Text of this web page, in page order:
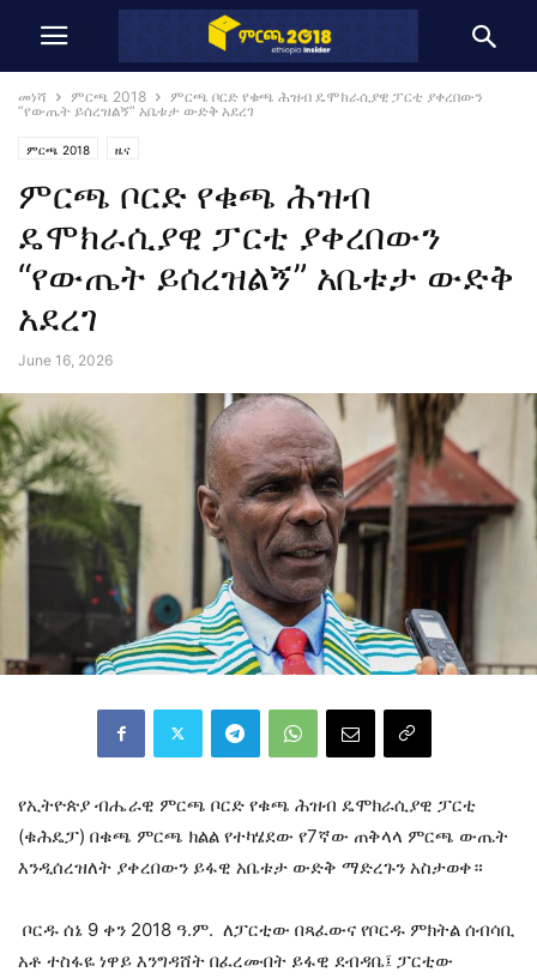
መነሻ ምርጫ 2018
ምርጫ ቦርድ የቁጫ ሕዝብ ዴሞክራሲያዊ ፓርቲ ያቀረበውን
“የውጤት ይሰረዝልኝ” አቤቱታ ውድቅ አደረገ
ምርጫ 2018 ዜና
ምርጫ ቦርድ የቁጫ ሕዝብ
ዴሞክራሲያዊ ፓርቲ ያቀረበውን
“የውጤት ይሰረዝልኝ” አቤቱታ ውድቅ
አደረገ
June 16, 2026
​የኢትዮጵያ ብሔራዊ ምርጫ ቦርድ የቁጫ ሕዝብ ዴሞክራሲያዊ ፓርቲ
(ቁሕዴፓ) በቁጫ ምርጫ ክልል የተካሄደው የ7ኛው ጠቅላላ ምርጫ ውጤት
እንዲሰረዝለት ያቀረበውን ይፋዊ አቤቱታ ውድቅ ማድረጉን አስታወቀ።
ቦርዱ ሰኔ 9 ቀን 2018 ዓ.ም. ለፓርቲው በጻፈውና የቦርዱ ምክትል ሰብሳቢ
አቶ ተስፋዬ ነዋይ እንግዳሸት በፈረሙበት ይፋዊ ደብዳቤ፤ ፓርቲው